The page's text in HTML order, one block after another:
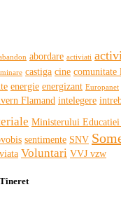
abordare activiati
castiga cine comunitate
energie energizant Europanet
Flamand intelegere
Ministerului
sentimente SNV
viata Voluntari VVJ vzw